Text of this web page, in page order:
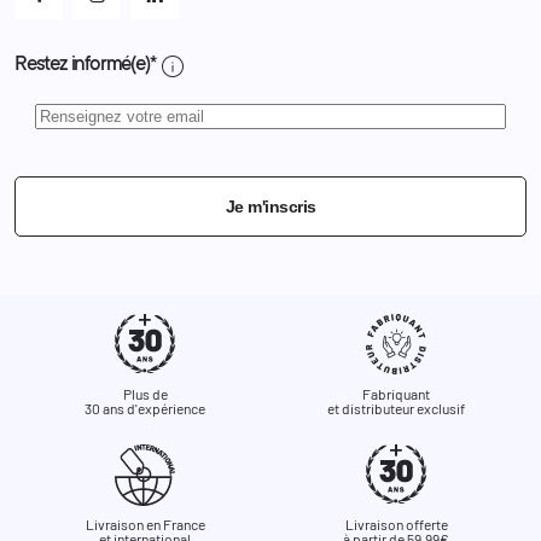
Restez informé(e)* info
Je m'inscris
Plus de
30 ans d'expérience
Fabriquant
et distributeur exclusif
Livraison en France
Livraison offerte